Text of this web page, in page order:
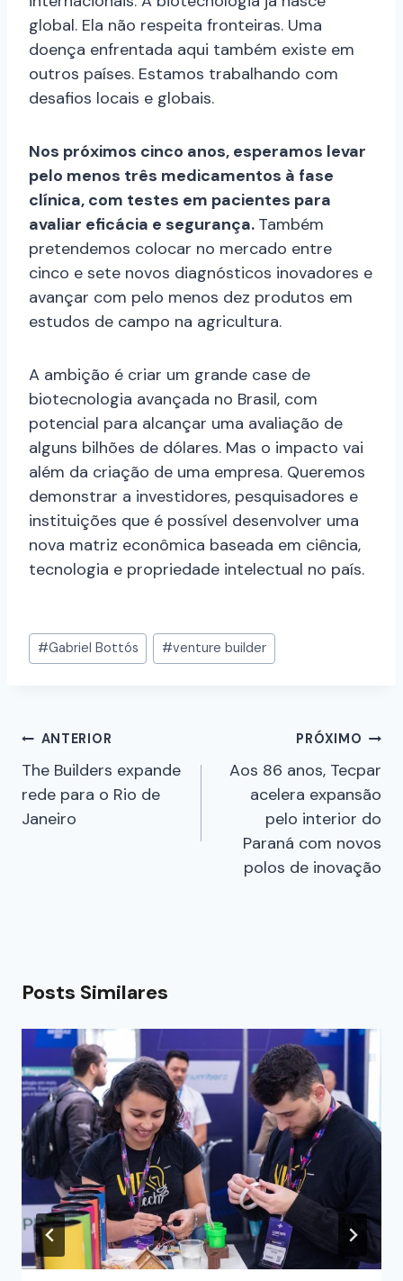
global. Ela não respeita fronteiras. Uma
doença enfrentada aqui também existe em
outros países. Estamos trabalhando com
desafios locais e globais.
Nos próximos cinco anos, esperamos levar
pelo menos três medicamentos à fase
clínica, com testes em pacientes para
avaliar eficácia e segurança. Também
pretendemos colocar no mercado entre
cinco e sete novos diagnósticos inovadores e
avançar com pelo menos dez produtos em
estudos de campo na agricultura.
A ambição é criar um grande case de
biotecnologia avançada no Brasil, com
potencial para alcançar uma avaliação de
alguns bilhões de dólares. Mas o impacto vai
além da criação de uma empresa. Queremos
demonstrar a investidores, pesquisadores e
instituições que é possível desenvolver uma
nova matriz econômica baseada em ciência,
tecnologia e propriedade intelectual no país.
#Gabriel Bottós #venture builder
ANTERIOR
The Builders expande
rede para o Rio de
Janeiro
PRÓXIMO
Aos 86 anos, Tecpar
acelera expansão
pelo interior do
Paraná com novos
polos de inovação
Posts Similares